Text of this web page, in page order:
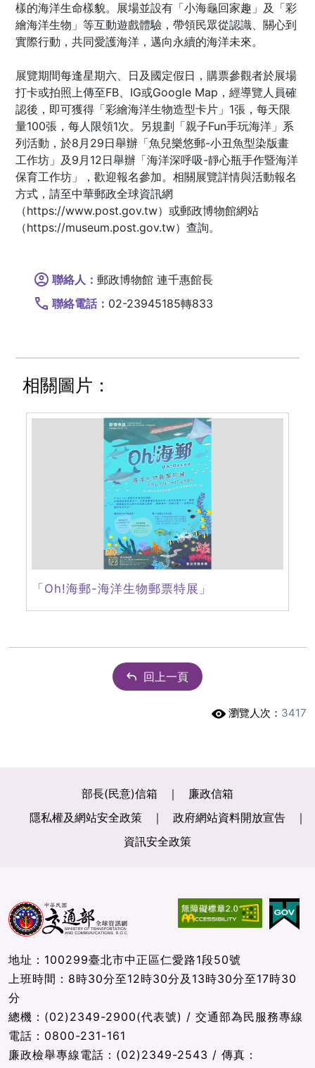
樣的海洋生命樣貌。展場並設有「小海龜回家趣」及「彩
繪海洋生物」等互動遊戲體驗，帶領民眾從認識、關心到
實際行動，共同愛護海洋，邁向永續的海洋未來。
展覽期間每逢星期六、日及國定假日，購票參觀者於展場
打卡或拍照上傳至FB、IG或Google Map，經導覽人員確
認後，即可獲得「彩繪海洋生物造型卡片」1張，每天限
量100張，每人限領1次。另規劃「親子Fun手玩海洋」系
列活動，於8月29日舉辦「魚兒樂悠郵-小丑魚型染版畫
工作坊」及9月12日舉辦「海洋深呼吸-靜心瓶手作暨海洋
保育工作坊」，歡迎報名參加。相關展覽詳情與活動報名
方式，請至中華郵政全球資訊網
（https://www.post.gov.tw）或郵政博物館網站
（https://museum.post.gov.tw）查詢。
聯絡人： 郵政博物館 連千惠館長
聯絡電話： 02-23945185轉833
相關圖片：
「Oh!海郵-海洋生物郵票特展」
回上一頁
瀏覽人次： 3417
部長(民意)信箱
廉政信箱
隱私權及網站安全政策
政府網站資料開放宣告
資訊安全政策
地址：100299臺北市中正區仁愛路1段50號
上班時間：8時30分至12時30分及13時30分至17時30
分
總機：(02)2349-2900(代表號) / 交通部為民服務專線
電話：0800-231-161
廉政檢舉專線電話：(02)2349-2543 / 傳真：